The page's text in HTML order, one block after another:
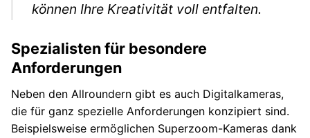
können Ihre Kreativität voll entfalten.
Spezialisten für besondere
Anforderungen
Neben den Allroundern gibt es auch Digitalkameras,
die für ganz spezielle Anforderungen konzipiert sind.
Beispielsweise ermöglichen Superzoom-Kameras dank